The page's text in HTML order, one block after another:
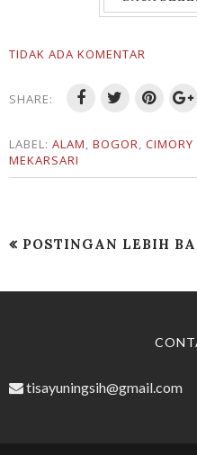
TIDAK ADA KOMENTAR
SHARE:
LABEL: ALAM, BOGOR, CIMORY
MEKARSARI
POSTINGAN LEBIH
tisayuningsih@gmail.com